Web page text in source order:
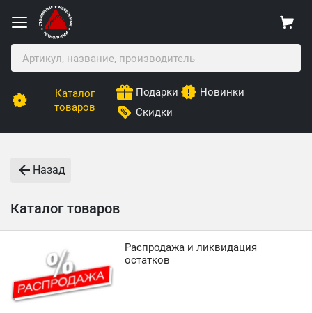
Каталог
товаров
Подарки
Новинки
Скидки
Назад
Каталог товаров
Распродажа и ликвидация
остатков